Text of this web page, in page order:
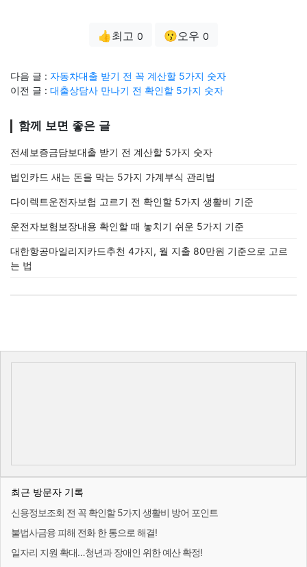
👍최고 0 😗오우 0
다음 글 : 자동차대출 받기 전 꼭 계산할 5가지 숫자
이전 글 : 대출상담사 만나기 전 확인할 5가지 숫자
함께 보면 좋은 글
전세보증금담보대출 받기 전 계산할 5가지 숫자
법인카드 새는 돈을 막는 5가지 가계부식 관리법
다이렉트운전자보험 고르기 전 확인할 5가지 생활비 기준
운전자보험보장내용 확인할 때 놓치기 쉬운 5가지 기준
대한항공마일리지카드추천 4가지, 월 지출 80만원 기준으로 고르
는 법
최근 방문자 기록
신용정보조회 전 꼭 확인할 5가지 생활비 방어 포인트
불법사금융 피해 전화 한 통으로 해결!
일자리 지원 확대…청년과 장애인 위한 예산 확정!